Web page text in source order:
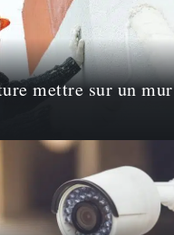
mettre sur un mur